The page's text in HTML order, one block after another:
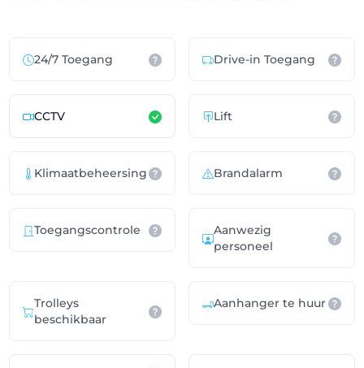
24/7 Toegang Drive-in Toegang
CCTV Lift
Klimaatbeheersing Brandalarm
Toegangscontrole
Aanwezig
personeel
Trolleys
beschikbaar
Aanhanger te huur